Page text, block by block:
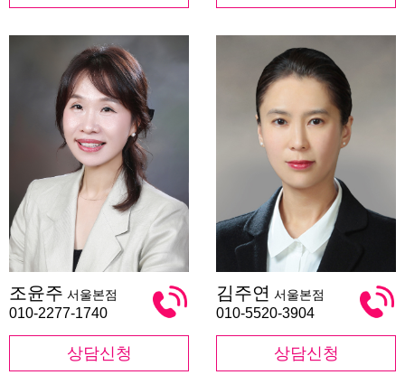
윤
주
조윤주 서울본점
010-2277-1740
상담신청
주
연
김주연 서울본점
010-5520-3904
상담신청